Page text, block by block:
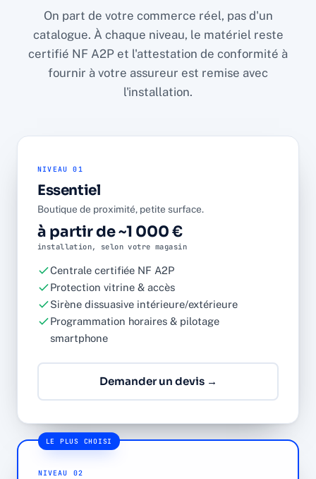
On part de votre commerce réel, pas d'un
catalogue. À chaque niveau, le matériel reste
certifié NF A2P et l'attestation de conformité à
fournir à votre assureur est remise avec
l'installation.
NIVEAU 01
Essentiel
Boutique de proximité, petite surface.
à partir de ~1 000 €
installation, selon votre magasin
Centrale certifiée NF A2P
Protection vitrine & accès
Sirène dissuasive intérieure/extérieure
Programmation horaires & pilotage
smartphone
Demander un devis →
LE PLUS CHOISI
NIVEAU 02